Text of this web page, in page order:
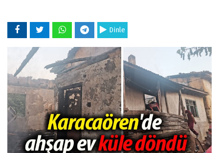
Dinle